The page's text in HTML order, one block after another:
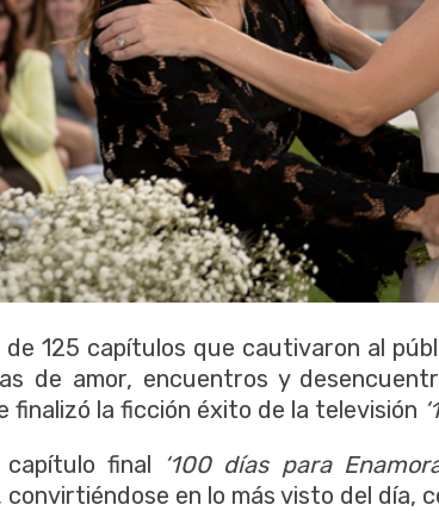
de 125 capítulos que cautivaron al
de amor, encuentros y
finalizó la ficción éxito de la televisión
capítulo final ‘100 días para
convirtiéndose en lo más visto del día,